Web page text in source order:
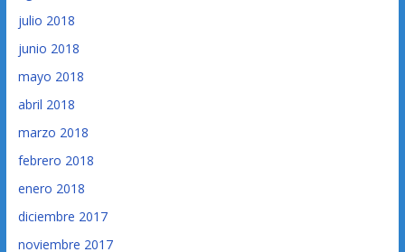
julio 2018
junio 2018
mayo 2018
abril 2018
marzo 2018
febrero 2018
enero 2018
diciembre 2017
noviembre 2017